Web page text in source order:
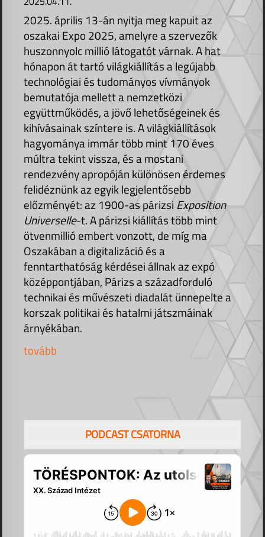
2025. április 13-án nyitja meg kapuit az
oszakai Expo 2025, amelyre a szervezők
huszonnyolc millió látogatót várnak. A hat
hónapon át tartó világkiállítás a legújabb
technológiai és tudományos vívmányok
bemutatója mellett a nemzetközi
együttműködés, a jövő lehetőségeinek és
kihívásainak színtere is. A világkiállítások
hagyománya immár több mint 170 éves
múltra tekint vissza, és a mostani
rendezvény apropóján különösen érdemes
felidéznünk az egyik legjelentősebb
előzményét: az 1900-as párizsi Exposition
Universelle-t. A párizsi kiállítás több mint
ötvenmillió embert vonzott, de míg ma
Oszakában a digitalizáció és a
fenntarthatóság kérdései állnak az expó
középpontjában, Párizs a századforduló
technikai és művészeti diadalát ünnepelte a
korszak politikai és hatalmi játszmáinak
árnyékában.
tovább
PODCAST CSATORNA